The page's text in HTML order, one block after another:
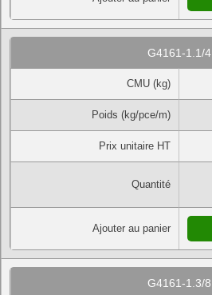
G4161-1.1/4
CMU (kg)
Poids (kg/pce/m)
Prix unitaire HT
Quantité
Ajouter au panier
G4161-1.3/8